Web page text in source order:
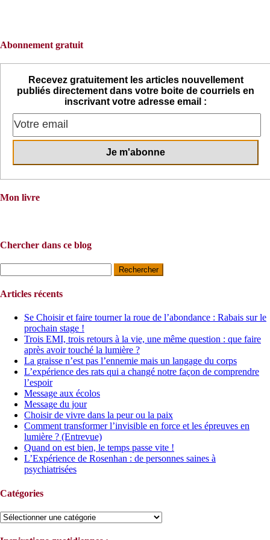
Abonnement gratuit
Recevez gratuitement les articles nouvellement
publiés directement dans votre boite de courriels en
inscrivant votre adresse email :
Mon livre
Chercher dans ce blog
Articles récents
Se Choisir et faire tourner la roue de l’abondance : Rabais sur le
prochain stage !
Trois EMI, trois retours à la vie, une même question : que faire
après avoir touché la lumière ?
La graisse n’est pas l’ennemie mais un langage du corps
L’expérience des rats qui a changé notre façon de comprendre
l’espoir
Message aux écolos
Message du jour
Choisir de vivre dans la peur ou la paix
Comment transformer l’invisible en force et les épreuves en
lumière ? (Entrevue)
Quand on est bien, le temps passe vite !
L’Expérience de Rosenhan : de personnes saines à
psychiatrisées
Catégories
Catégories